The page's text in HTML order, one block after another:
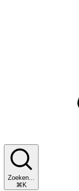
Zoeken...
⌘K